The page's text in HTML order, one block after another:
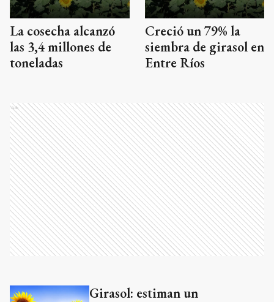
La cosecha alcanzó
las 3,4 millones de
toneladas
Creció un 79% la
siembra de girasol en
Entre Ríos
Ads
Girasol: estiman un